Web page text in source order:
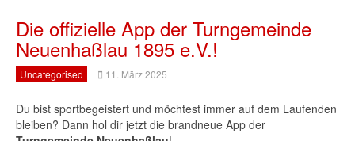
Die offizielle App der Turngemeinde
Neuenhaßlau 1895 e.V.!
Uncategorised 11. März 2025
Du bist sportbegeistert und möchtest immer auf dem Laufenden
bleiben? Dann hol dir jetzt die brandneue App der